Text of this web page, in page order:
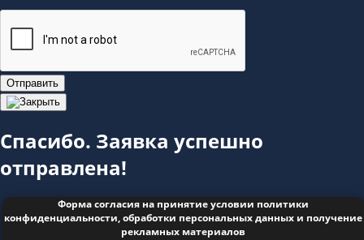
Отправить
Спасибо. Заявка успешно
отправлена!
Форма согласия на принятие условии политики
конфиденциальности, обработки персональных данных и получение
рекламных материалов